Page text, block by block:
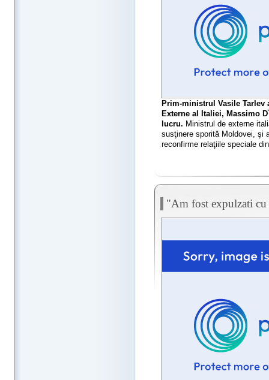
Prim-ministrul Vasile Tarlev
Externe al Italiei, Massimo
lucru. Ministrul de externe
susţinere sporită Moldovei, şi
reconfirme relaţiile speciale
"Am fost expulzati